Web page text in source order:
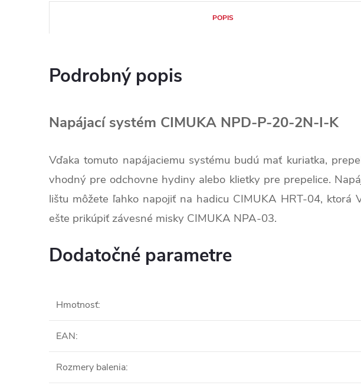
POPIS
Podrobný popis
Napájací systém CIMUKA NPD-P-20-2N-I-K
Vďaka tomuto napájaciemu systému budú mať kuriatka,
vhodný pre odchovne hydiny alebo klietky pre prepelice.
lištu môžete ľahko napojiť na hadicu CIMUKA HRT-04,
ešte prikúpiť závesné misky CIMUKA NPA-03.
Dodatočné parametre
Hmotnosť:
EAN:
Rozmery balenia: